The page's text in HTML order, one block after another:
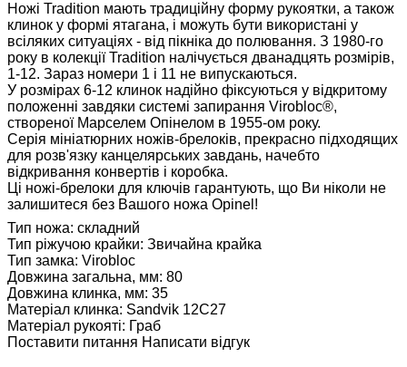
Ножі Tradition мають традиційну форму рукоятки, а також
клинок у формі ятагана, і можуть бути використані у
всіляких ситуаціях - від пікніка до полювання. З 1980-го
року в колекції Tradition налічується дванадцять розмірів,
1-12. Зараз номери 1 і 11 не випускаються.
У розмірах 6-12 клинок надійно фіксуються у відкритому
положенні завдяки системі запирання Virobloc®,
створеної Марселем Опінелом в 1955-ом року.
Серія мініатюрних ножів-брелоків, прекрасно підходящих
для розв'язку канцелярських завдань, начебто
відкривання конвертів і коробка.
Ці ножі-брелоки для ключів гарантують, що Ви ніколи не
залишитеся без Вашого ножа Opinel!
Тип ножа: складний
Тип ріжучою крайки: Звичайна крайка
Тип замка: Virobloc
Довжина загальна, мм: 80
Довжина клинка, мм: 35
Матеріал клинка: Sandvik 12C27
Матеріал рукояті: Граб
Поставити питання Написати відгук